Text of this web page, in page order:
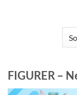
FIGURER –